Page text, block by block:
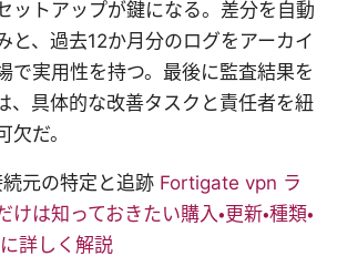
ットアップが鍵になる。差分を自動
と、過去12か月分のログをアーカイ
で実用性を持つ。最後に監査結果を
、具体的な改善タスクと責任者を紐
欠だ。
元の特定と追跡 Fortigate vpn ラ
は知っておきたい購入・更新・種類・
詳しく解説